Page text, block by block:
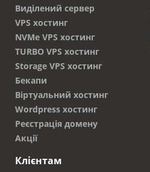
Виділений сервер
VPS хостинг
NVMe VPS хостинг
TURBO VPS хостинг
Storage VPS хостинг
Бекапи
Віртуальний хостинг
Wordpress хостинг
Реєстрація домену
Акції
Клієнтам